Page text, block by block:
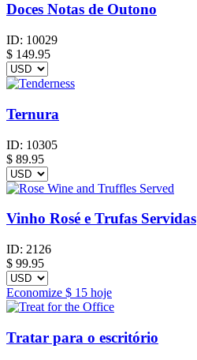
Doces Notas de Outono
ID: 10029
$ 149.95
Ternura
ID: 10305
$ 89.95
Vinho Rosé e Trufas Servidas
ID: 2126
$ 99.95
Economize $ 15 hoje
Tratar para o escritório